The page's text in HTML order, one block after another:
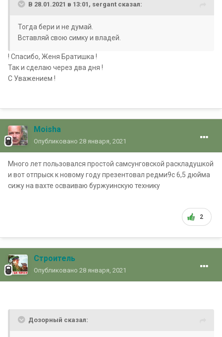
В 28.01.2021 в 13:01, sergant сказал:
Тогда бери и не думай.
Вставляй свою симку и владей.
! Спасибо, Женя Братишка !
Так и сделаю через два дня !
С Уважением !
Moisha
Опубликовано 28 января, 2021
Много лет пользовался простой самсунговской раскладушкой
и вот отпрыск к новому году презентовал редми9с 6,5 дюйма
сижу на вахте осваиваю буржуинскую технику
2
Строитель
Опубликовано 28 января, 2021
Дозорный сказал: